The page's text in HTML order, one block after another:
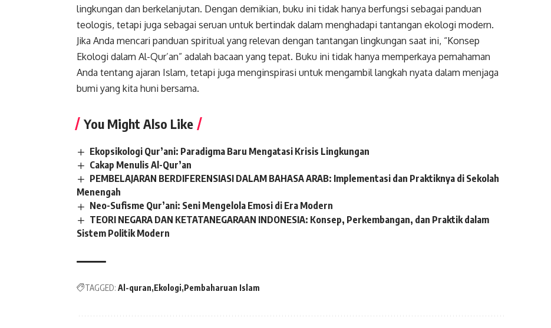
lingkungan dan berkelanjutan. Dengan demikian, buku ini tidak hanya berfungsi sebagai panduan
teologis, tetapi juga sebagai seruan untuk bertindak dalam menghadapi tantangan ekologi modern.
Jika Anda mencari panduan spiritual yang relevan dengan tantangan lingkungan saat ini, “Konsep
Ekologi dalam Al-Qur’an” adalah bacaan yang tepat. Buku ini tidak hanya memperkaya pemahaman
Anda tentang ajaran Islam, tetapi juga menginspirasi untuk mengambil langkah nyata dalam menjaga
bumi yang kita huni bersama.
You Might Also Like
Ekopsikologi Qur’ani: Paradigma Baru Mengatasi Krisis Lingkungan
Cakap Menulis Al-Qur’an
PEMBELAJARAN BERDIFERENSIASI DALAM BAHASA ARAB: Implementasi dan Praktiknya di Sekolah
Menengah
Neo-Sufisme Qur’ani: Seni Mengelola Emosi di Era Modern
TEORI NEGARA DAN KETATANEGARAAN INDONESIA: Konsep, Perkembangan, dan Praktik dalam
Sistem Politik Modern
TAGGED: Al-quran Ekologi Pembaharuan Islam